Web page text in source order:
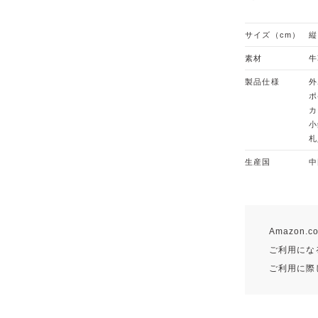
サイズ（cm）
素材
製品仕様
生産国
ご利用に
ご利用に際